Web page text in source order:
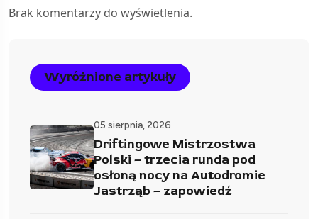
Brak komentarzy do wyświetlenia.
Wyróżnione artykuły
05 sierpnia, 2026
Driftingowe Mistrzostwa
Polski – trzecia runda pod
osłoną nocy na Autodromie
Jastrząb – zapowiedź